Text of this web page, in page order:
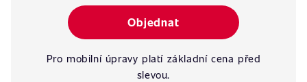
Objednat
Pro mobilní úpravy platí základní cena před
slevou.